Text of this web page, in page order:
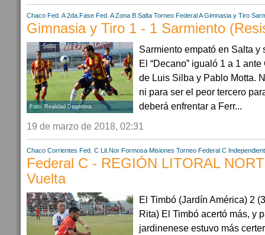
Chaco Fed. A 2da.Fase Fed. A Zona B Salta Torneo Federal A Gimnasia y Tiro
Gimnasia y Tiro 1 - 1 Sarmiento
Foto: Realidad Deportiva.
Sarmiento empató en Salta
El “Decano” igualó 1 a 1
de Luis Silba y Pablo Motta.
ni para ser el peor tercero
deberá enfrentar a Ferr...
19 de marzo de 2018, 02:31
Chaco Corrientes Fed. C Lit.Nor Formosa Misiones Torneo Federal C
Federal C - REGIÓN LITORAL
Vuelta
El Timbó (Jardín América) 2
Rita) El Timbó acertó más, y
jardinenese estuvo más